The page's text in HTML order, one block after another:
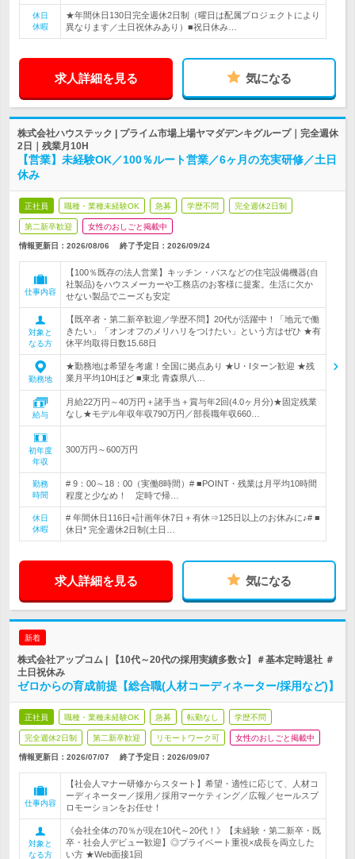
休日
休暇
★年間休日130日完全週休2日制（曜日は配属プロジェクトにより
異なります／土日祝休みあり）■祝日休み…
求人詳細を見る 気になる
株式会社ハウステック | プライム市場上場ヤマダデンキグループ｜完全週休
2日｜残業月10H
【営業】未経験OK／100％ルート営業／6ヶ月の充実研修／土日
休み
正社員 職種・業種未経験OK 急募 学歴不問 完全週休2日制
第二新卒歓迎 女性のおしごと掲載中
情報更新日：2026/08/06 終了予定日： 2026/09/24
仕事内容
【100％既存の法人営業】キッチン・バスなどの住宅設備機器(自
社製品)をハウスメーカーや工務店のお客様に提案。生活に欠か
せない製品でニーズも安定
対象と
なる方
【既卒者・第二新卒歓迎／学歴不問】20代が活躍中！「地元で働
きたい」「オンオフのメリハリをつけたい」という方はぜひ ★有
休平均取得日数15.68日
勤務地
★勤務地は希望を考慮！全国に拠点あり ★U・Iターン歓迎 ★残
業月平均10Hほど ■東北 青森県八…
給与
月給22万円～40万円＋諸手当＋賞与年2回(4.0ヶ月分)★固定残業
なし★モデル年収年収790万円／部長職年収660…
初年度
年収
300万円～600万円
勤務
時間
# 9：00～18：00（実働8時間）# ■POINT・残業は月平均10時間
程度と少なめ！ 定時で帰…
休日
休暇
# 年間休日116日+計画年休7日＋有休⇒125日以上のお休みに♪# ■
休日* 完全週休2日制(土日…
求人詳細を見る 気になる
新着
株式会社アップコム | 【10代～20代の採用実績多数☆】＃基本定時退社 ＃
土日祝休み
ゼロからの育成前提【総合職(人材コーディネーター/採用など)】
正社員 職種・業種未経験OK 急募 転勤なし 学歴不問
完全週休2日制 第二新卒歓迎 リモートワーク可 女性のおしごと掲載中
情報更新日：2026/07/07 終了予定日： 2026/09/07
仕事内容
【社会人マナー研修からスタート】希望・適性に応じて、人材コ
ーディネーター／採用／採用マーケティング／広報／セールスプ
ロモーションをお任せ！
対象と
なる方
《会社全体の70％が現在10代～20代！》【未経験・第二新卒・既
卒・社会人デビュー歓迎】◎プライベート重視×成長を両立した
い方 ★Web面接1回